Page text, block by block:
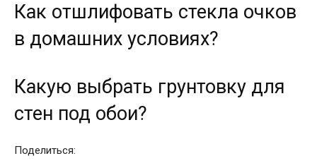
Как отшлифовать стекла очков
в домашних условиях?
Какую выбрать грунтовку для
стен под обои?
Поделиться: